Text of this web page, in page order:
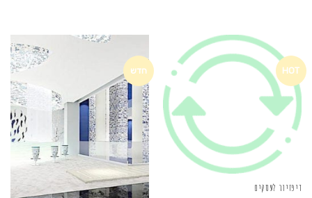
HOT
דיפזיור לעסקים
חדש